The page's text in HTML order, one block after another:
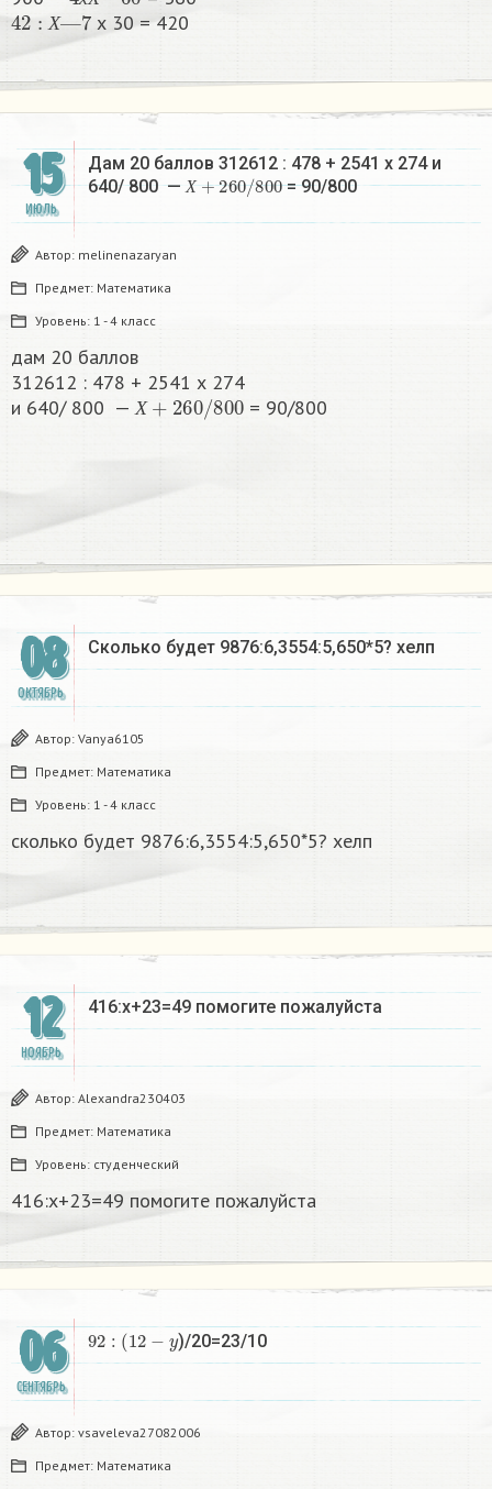
хХ
Х
42:Х— 7 х 30 = 420​
15
ИЮЛЬ
Дам 20 баллов 312612 : 478 + 2541 х 274 и
640/ 800 —Х
Х 260/800 = 90/800 ​
Автор: melinenazaryan
Предмет: Математика
Уровень: 1 - 4 класс
дам 20 баллов
312612 : 478 + 2541 х 274
и 640/ 800 —Х
Х+260/800 = 90/800
08
ОКТЯБРЬ
Сколько будет 9876:6,3554:5,650*5? хелп ​
Автор: Vanya6105
Предмет: Математика
Уровень: 1 - 4 класс
сколько будет 9876:6,3554:5,650*5? хелп
12
НОЯБРЬ
416:x+23=49 помогите пожалуйста
Автор: Alexandra230403
Предмет: Математика
Уровень: студенческий
416:x+23=49 помогите пожалуйста
06
СЕНТЯБРЬ
92:(12−y )/20=23/10
Автор: vsaveleva27082006
Предмет: Математика